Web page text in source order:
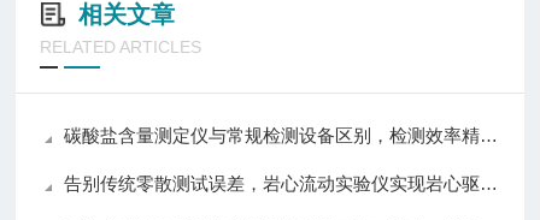
相关文章
RELATED ARTICLES
碳酸盐含量测定仪与常规检测设备区别，检测效率精准度操作对比分析
告别传统零散测试误差，岩心流动实验仪实现岩心驱替全流程自动化精准控制